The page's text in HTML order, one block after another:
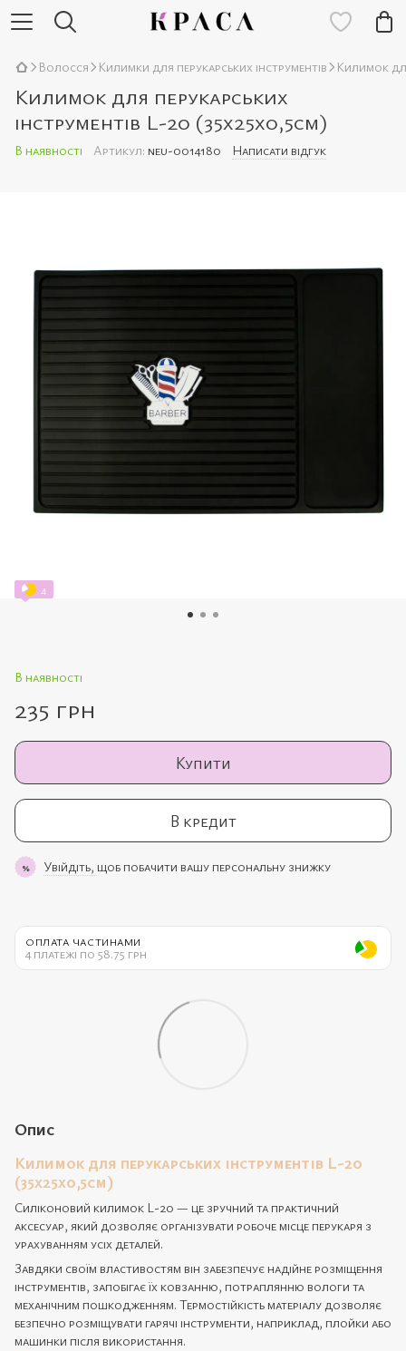
Волосся Килимки для перукарських інструментів Килимок
Килимок для перукарських
інструментів L-20 (35х25х0,5см)
В наявності Артикул: neu-0014180 Написати відгук
4
В наявності
235 грн
Купити
В кредит
% Увійдіть, щоб побачити вашу персональну знижку
ОПЛАТА ЧАСТИНАМИ
4 платежі по 58.75 грн
Опис
Килимок для перукарських інструментів L-20
(35х25х0,5см)
Силіконовий килимок L-20 — це зручний та практичний
аксесуар, який дозволяє організувати робоче місце перукаря з
урахуванням усіх деталей.
Завдяки своїм властивостям він забезпечує надійне розміщення
інструментів, запобігає їх ковзанню, потраплянню вологи та
механічним пошкодженням. Термостійкість матеріалу дозволяє
безпечно розміщувати гарячі інструменти, наприклад, плойки або
машинки після використання.